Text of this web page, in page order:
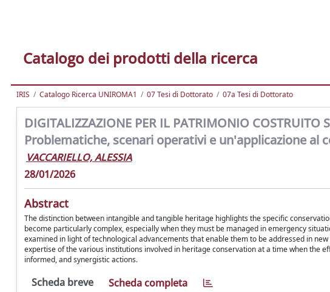
Catalogo dei prodotti della ricerca
IRIS Catalogo Ricerca UNIROMA1 07 Tesi di Dottorato 07a Tesi di Dottorato
DIGITALIZZAZIONE PER IL PATRIMONIO COSTRUITO
Problematiche, scenari operativi e un'applicazione al
VACCARIELLO, ALESSIA
28/01/2026
Abstract
The distinction between intangible and tangible heritage highlights the specific
become particularly complex, especially when they must be managed in emergency
examined in light of technological advancements that enable them to be addressed in
expertise of the various institutions involved in heritage conservation at a time when the
informed, and synergistic actions.
Scheda breve Scheda completa